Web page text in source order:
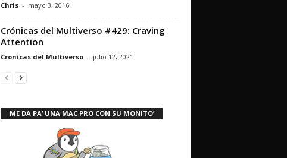
Chris - mayo 3, 2016
Crónicas del Multiverso #429: Craving
Attention
Cronicas del Multiverso - julio 12, 2021
ME DA PA’ UNA MAC PRO CON SU MONITO’